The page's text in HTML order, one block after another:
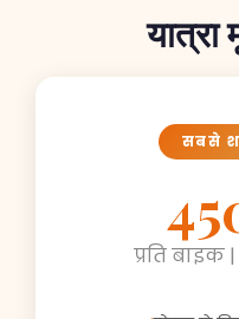
यात्रा
सबसे
प्रति बाइक